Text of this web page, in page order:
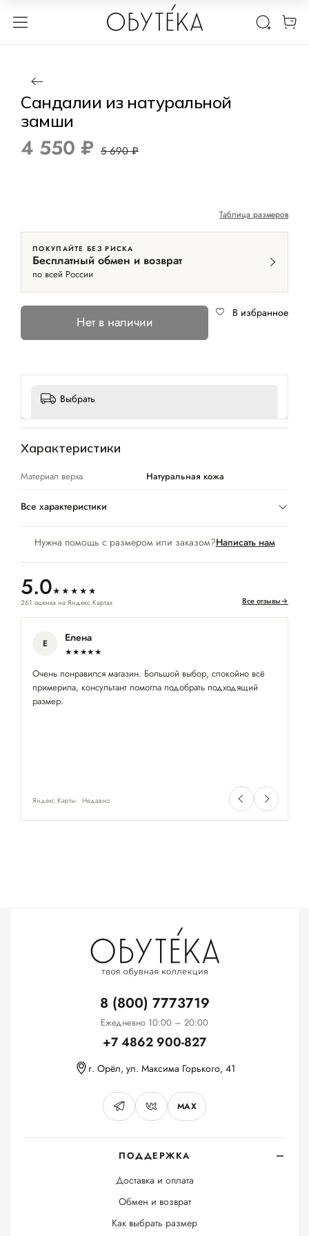
1 / 6
Сандалии из натуральной
замши
4 550 ₽ 5 690 ₽
Таблица размеров
ПОКУПАЙТЕ БЕЗ РИСКА
Бесплатный обмен и возврат
по всей России
Нет в наличии
В избранное
Выбрать
Нужна помощь с размером или заказом?Написать нам
5.0★★★★★
261 оценка на Яндекс Картах Все отзывы→
Е Елена
★★★★★
Очень понравился магазин. Большой выбор, спокойно всё
примерила, консультант помогла подобрать подходящий
размер.
Яндекс Карты Недавно
Характеристики
Материал верха Натуральная кожа
Все характеристики
ПОДДЕРЖКА
Доставка и оплата
Обмен и возврат
Как выбрать размер
8 (800) 7773719
Ежедневно 10:00 – 20:00
+7 4862 900-827
г. Орёл, ул. Максима Горького, 41
MAX